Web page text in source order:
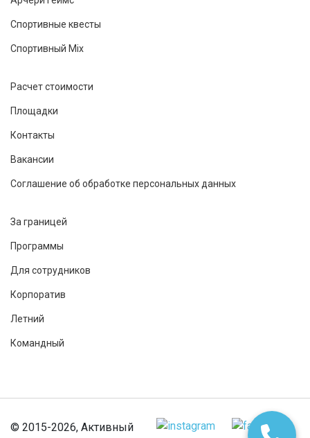
Спортивные квесты
Спортивный Mix
Расчет стоимости
Площадки
Контакты
Вакансии
Соглашение об обработке персональных данных
За границей
Программы
Для сотрудников
Корпоратив
Летний
Командный
© 2015-2026, Активный